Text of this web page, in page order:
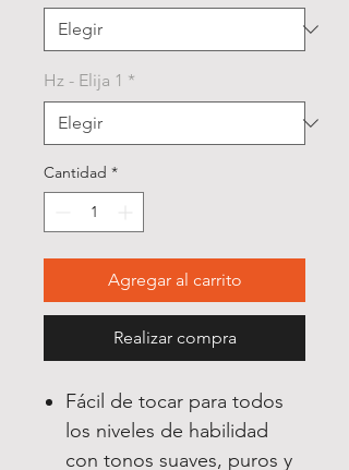
Hz - Elija 1 *
Cantidad *
Agregar al carrito
Realizar compra
Fácil de tocar para todos
los niveles de habilidad
con tonos suaves, puros y